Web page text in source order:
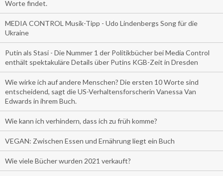
Worte findet.
MEDIA CONTROL Musik-Tipp - Udo Lindenbergs Song für die
Ukraine
Putin als Stasi - Die Nummer 1 der Politikbücher bei Media Control
enthält spektakuläre Details über Putins KGB-Zeit in Dresden
Wie wirke ich auf andere Menschen? Die ersten 10 Worte sind
entscheidend, sagt die US-Verhaltensforscherin Vanessa Van
Edwards in ihrem Buch.
Wie kann ich verhindern, dass ich zu früh komme?
VEGAN: Zwischen Essen und Ernährung liegt ein Buch
Wie viele Bücher wurden 2021 verkauft?